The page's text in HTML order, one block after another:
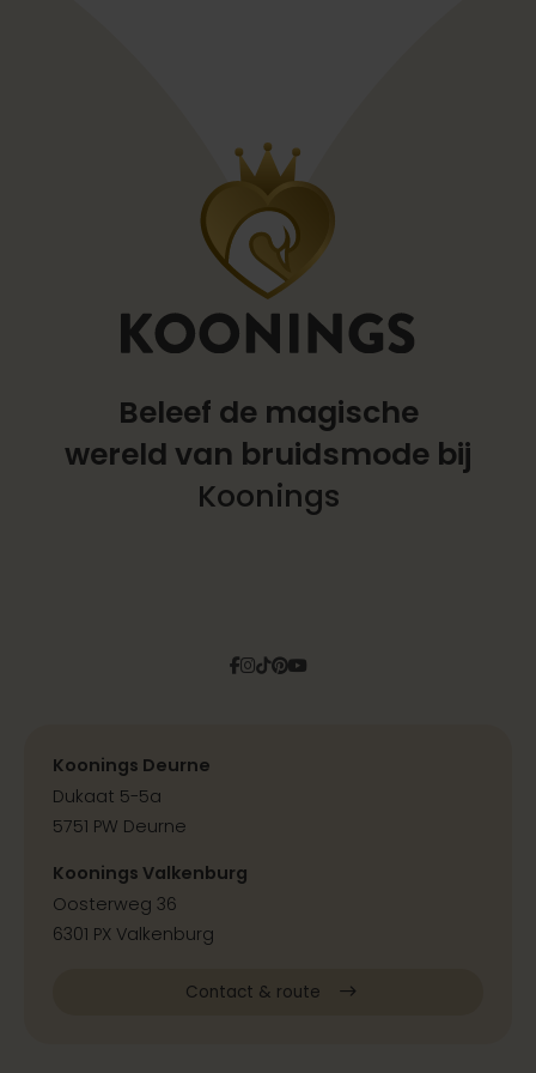
Beleef de magische
wereld van bruidsmode bij
Koonings
Facebook
Instagram
Tiktok
Pinterest
YouTube
Koonings Deurne
Dukaat 5-5a
5751 PW Deurne
Koonings Valkenburg
Oosterweg 36
6301 PX Valkenburg
Contact & route